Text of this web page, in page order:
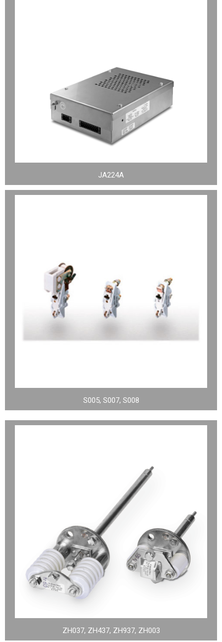
JA224A
S005, S007, S008
ZH037, ZH437, ZH937, ZH003